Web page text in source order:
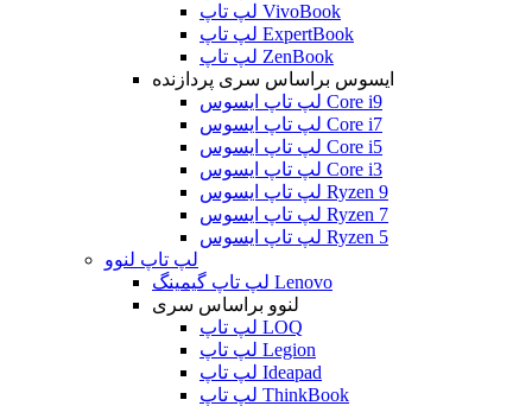
لپ تاپ VivoBook
لپ تاپ ExpertBook
لپ تاپ ZenBook
ایسوس براساس سری پردازنده
لپ تاپ ایسوس Core i9
لپ تاپ ایسوس Core i7
لپ تاپ ایسوس Core i5
لپ تاپ ایسوس Core i3
لپ تاپ ایسوس Ryzen 9
لپ تاپ ایسوس Ryzen 7
لپ تاپ ایسوس Ryzen 5
لپ تاپ لنوو
لپ تاپ گیمینگ Lenovo
لنوو براساس سری
لپ تاپ LOQ
لپ تاپ Legion
لپ تاپ Ideapad
لپ تاپ ThinkBook